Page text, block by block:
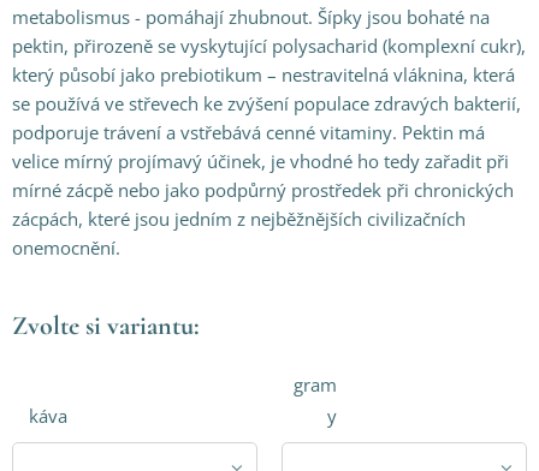
metabolismus - pomáhají zhubnout. Šípky jsou bohaté na
pektin, přirozeně se vyskytující polysacharid (komplexní cukr),
který působí jako prebiotikum – nestravitelná vláknina, která
se používá ve střevech ke zvýšení populace zdravých bakterií,
podporuje trávení a vstřebává cenné vitaminy. Pektin má
velice mírný projímavý účinek, je vhodné ho tedy zařadit při
mírné zácpě nebo jako podpůrný prostředek při chronických
zácpách, které jsou jedním z nejběžnějších civilizačních
onemocnění.
Zvolte si variantu:
káva
gram
y